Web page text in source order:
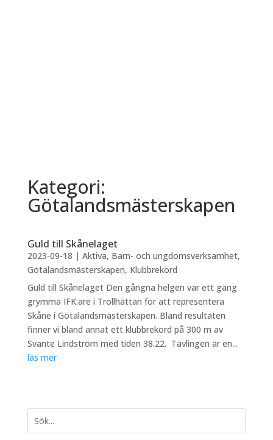
Kategori:
Götalandsmästerskapen
Guld till Skånelaget
2023-09-18 | Aktiva, Barn- och ungdomsverksamhet,
Götalandsmästerskapen, Klubbrekord
Guld till Skånelaget Den gångna helgen var ett gäng
grymma IFK:are i Trollhättan för att representera
Skåne i Götalandsmästerskapen. ⁣Bland resultaten
finner vi bland annat ett klubbrekord på 300 m av
Svante Lindström med tiden 38.22. ⁣ Tävlingen är en...
läs mer